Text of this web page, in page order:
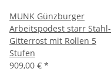
MUNK Günzburger
Arbeitspodest starr Stahl-
Gitterrost mit Rollen 5
Stufen
909,00 € *